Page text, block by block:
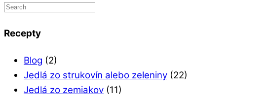
Recepty
Blog (2)
Jedlá zo strukovín alebo zeleniny (22)
Jedlá zo zemiakov (11)